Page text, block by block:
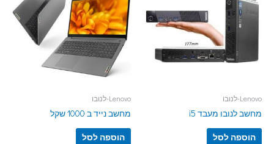
Lenovo-לנובו
מחשב לנובו מעבד i5
הוספה לסל
Lenovo-לנובו
מחשב נייד ב 1000 שקל
הוספה לסל